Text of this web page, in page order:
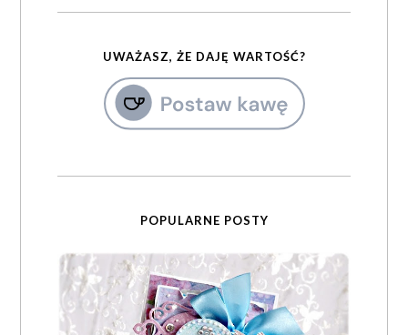
UWAŻASZ, ŻE DAJĘ WARTOŚĆ?
POPULARNE POSTY